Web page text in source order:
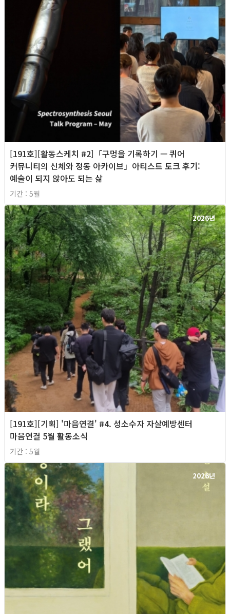
[191호][활동스케치 #2]「구멍을 기록하기 — 퀴어
커뮤니티의 신체와 정동 아카이브」아티스트 토크 후기:
예술이 되지 않아도 되는 삶
기간 : 5월
2026년
[191호][기획] '마음연결' #4. 성소수자 자살예방센터
마음연결 5월 활동소식
기간 : 5월
2026년